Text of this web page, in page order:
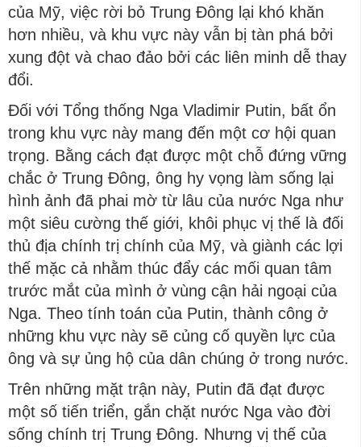
của Mỹ, việc rời bỏ Trung Đông lại khó khăn
hơn nhiều, và khu vực này vẫn bị tàn phá bởi
xung đột và chao đảo bởi các liên minh dễ thay
đổi.
Đối với Tổng thống Nga Vladimir Putin, bất ổn
trong khu vực này mang đến một cơ hội quan
trọng. Bằng cách đạt được một chỗ đứng vững
chắc ở Trung Đông, ông hy vọng làm sống lại
hình ảnh đã phai mờ từ lâu của nước Nga như
một siêu cường thế giới, khôi phục vị thế là đối
thủ địa chính trị chính của Mỹ, và giành các lợi
thế mặc cả nhằm thúc đẩy các mối quan tâm
trước mắt của mình ở vùng cận hải ngoại của
Nga. Theo tính toán của Putin, thành công ở
những khu vực này sẽ củng cố quyền lực của
ông và sự ủng hộ của dân chúng ở trong nước.
Trên những mặt trận này, Putin đã đạt được
một số tiến triển, gắn chặt nước Nga vào đời
sống chính trị Trung Đông. Nhưng vị thế của